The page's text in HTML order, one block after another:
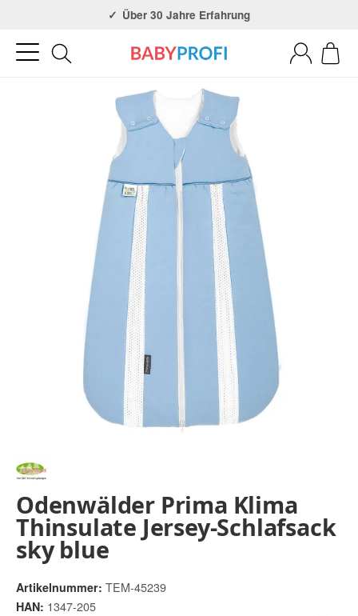
Über 30 Jahre Erfahrung 3x in NRW
Odenwälder Prima Klima
Thinsulate Jersey-Schlafsack
sky blue
Artikelnummer: TEM-45239
HAN: 1347-205